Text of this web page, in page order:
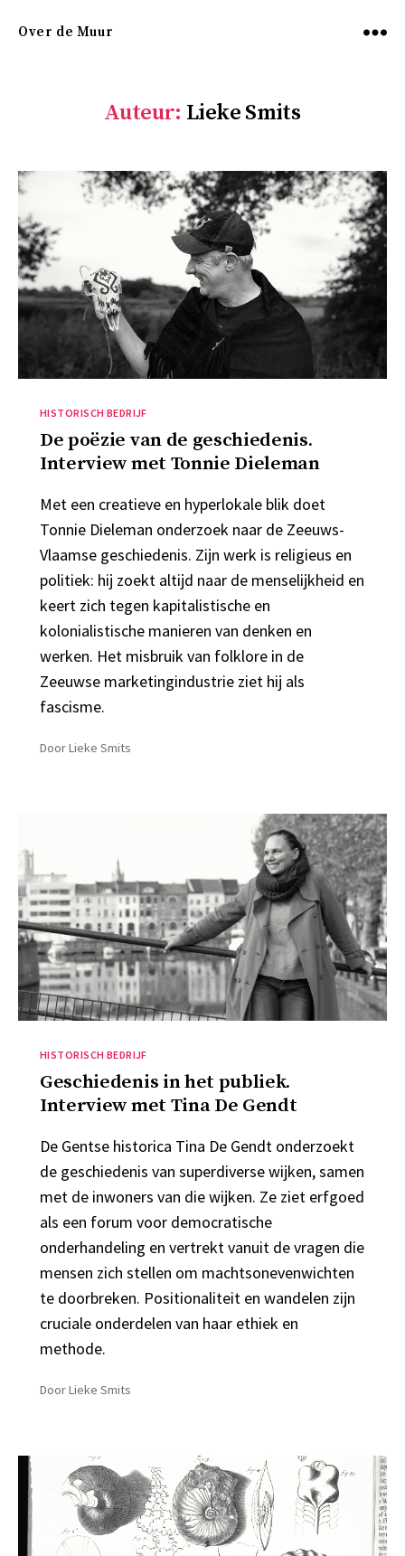
Over de Muur
Auteur: Lieke Smits
Categorieën
HISTORISCH BEDRIJF
De poëzie van de geschiedenis.
Interview met Tonnie Dieleman
Met een creatieve en hyperlokale blik doet
Tonnie Dieleman onderzoek naar de Zeeuws-
Vlaamse geschiedenis. Zijn werk is religieus en
politiek: hij zoekt altijd naar de menselijkheid en
keert zich tegen kapitalistische en
kolonialistische manieren van denken en
werken. Het misbruik van folklore in de
Zeeuwse marketingindustrie ziet hij als
fascisme.
DoorLieke Smits
Categorieën
HISTORISCH BEDRIJF
Geschiedenis in het publiek.
Interview met Tina De Gendt
De Gentse historica Tina De Gendt onderzoekt
de geschiedenis van superdiverse wijken, samen
met de inwoners van die wijken. Ze ziet erfgoed
als een forum voor democratische
onderhandeling en vertrekt vanuit de vragen die
mensen zich stellen om machtsonevenwichten
te doorbreken. Positionaliteit en wandelen zijn
cruciale onderdelen van haar ethiek en
methode.
DoorLieke Smits